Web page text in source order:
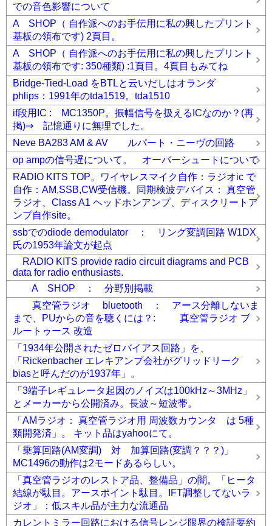
での音色影響について
A SHOP（ 自作派へのお手伝用に私の興したプリント
基板の領布です) 2頁目。
A SHOP（ 自作派へのお手伝用に私の興したプリント
基板の領布です: 350種類) :1頁目。4頁目もみてね
Bridge-Tied-Load をBTLと云いだしはオランダ
phlips：1991年のtda1519。tda1510
if段用IC : MC1350P。振幅信号を扱えるICなのか？(再
掲)⇒ 記憶通りに無理でした。
Neve BA283 AM & AV ルパート・ニーヴの回路
op ampの信号遅について。 オーバーシュートについて
RADIO KITS TOP。ワイヤレスマイク自作：ラジオic で
自作：AM,SSB,CW受信機。同期検波デバイス： 真空管
ラジオ、Class A1 ヘッドホンアンプ、ディスクリートア
ンプ自作site。
ssbでのdiode demodulator ： リング変調回路 W1DX
氏の1953年論文が起点
RADIO KITS provide radio circuit diagrams and PCB
data for radio enthusiasts.
A SHOP ： 分野別掲載
真空管ラジオ bluetooth ： アース分離しないま
まで、PUからの音を聴くには？: 真空管ラジオ ブ
ルートゥース 改造
「1934年公開されたゼロバイアス回路」を、
「Rickenbacher エレキアンプ会社がグリッドリーク
biasと呼んだのが1937年」。
「3端子レギュレータ起因のノイズは100kHz～3MHz」
とメーカーから公開済み。長波～短波帯。
「AMラジオ： 真空管ラジオ用 周波数カウンタ は 5種
類開発済」。 キット品はyahooにて。
「乗算回路(AM変調) 対 加算回路(変調？？？)」
MC1496の動作は2モードあるらしい。
「真空管ラジオのレストア品、整備品」の闇。「ヒータ
結線が駄目。アースポイント駄目。IFT調整してないラ
ジオ」：低スキル品が主力な流通品
カレントミラー回路における信号レンジ限界の検証要約